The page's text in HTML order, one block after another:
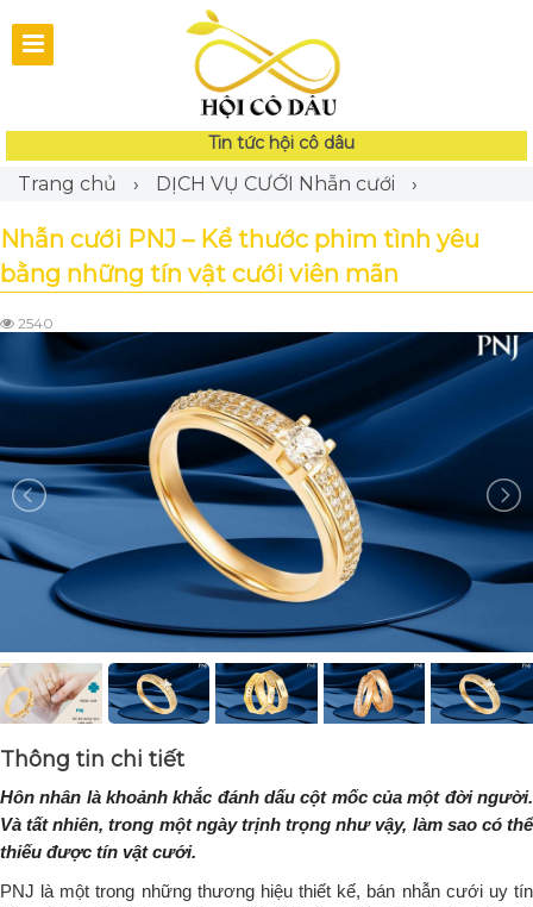
Tin tức hội cô dâu
Trang chủ › DỊCH VỤ CƯỚI Nhẫn cưới ›
Nhẫn cưới PNJ – Kể thước phim tình yêu
bằng những tín vật cưới viên mãn
2540
Thông tin chi tiết
Hôn nhân là khoảnh khắc đánh dấu cột mốc của một đời người.
Và tất nhiên, trong một ngày trịnh trọng như vậy, làm sao có thể
thiếu được tín vật cưới.
PNJ là một trong những thương hiệu thiết kế, bán nhẫn cưới uy tín